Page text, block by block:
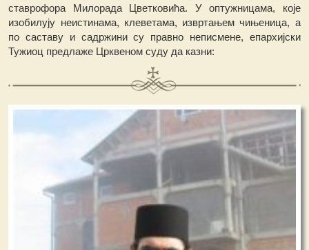
ставрофора Милорада Цветковића. У оптужницама, које
изобилују неистинама, клеветама, извртањем чињеница, а
по саставу и садржини су правно неписмене, епархијски
Тужиоц предлаже Црквеном суду да казни: